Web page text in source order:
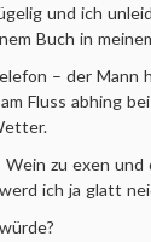
und ich
Buch in
– der Mann
Fluss abhing
Wein zu exen
ich ja glatt